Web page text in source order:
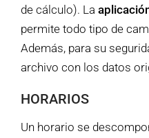
de cálculo). La
permite todo tipo de
Además, para su
archivo con los datos
HORARIOS
Un horario se